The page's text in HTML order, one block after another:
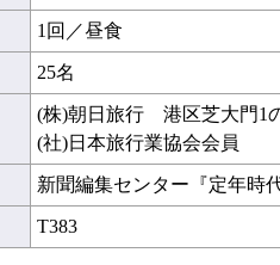
1回／昼食
25名
(株)朝日旅行 港区芝大門1
(社)日本旅行業協会会員
新聞編集センター『定年時
T383